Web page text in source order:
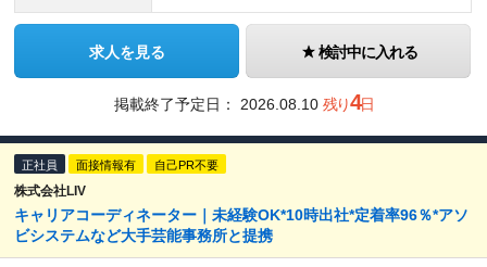
求人を見る 検討中に入れる
掲載終了予定日： 2026.08.10 残り4日
正社員 面接情報有 自己PR不要
株式会社LIV
キャリアコーディネーター｜未経験OK*10時出社*定着率96％*アソ
ビシステムなど大手芸能事務所と提携